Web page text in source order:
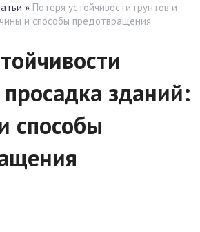
» Потеря устойчивости грунтов и
и способы предотвращения
просадка зданий:
способы